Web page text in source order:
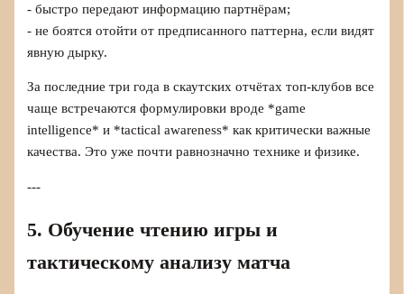
- быстро передают информацию партнёрам;
- не боятся отойти от предписанного паттерна, если видят
явную дырку.
За последние три года в скаутских отчётах топ‑клубов все
чаще встречаются формулировки вроде *game
intelligence* и *tactical awareness* как критически важные
качества. Это уже почти равнозначно технике и физике.
---
5. Обучение чтению игры и
тактическому анализу матча